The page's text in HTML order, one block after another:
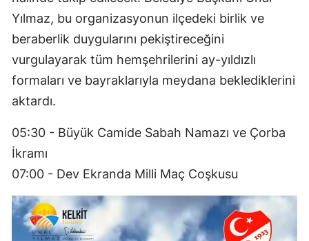
Yalova
Karabük
Kilis
Düzce
Yılmaz, bu organizasyonun ilçedeki birlik ve
beraberlik duygularını pekiştireceğini
vurgulayarak tüm hemşehrilerini ay-yıldızlı
formaları ve bayraklarıyla meydana beklediklerini
aktardı.
05:30 - Büyük Camide Sabah Namazı ve Çorba
İkramı
07:00 - Dev Ekranda Milli Maç Coşkusu